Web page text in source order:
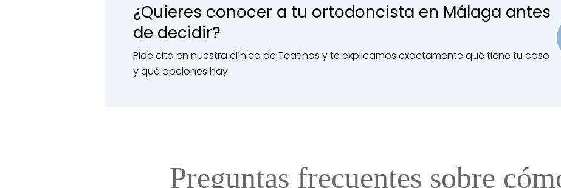
¿Quieres conocer a tu ortodoncista en Málaga antes
de decidir?
Pide cita en nuestra clínica de Teatinos y te explicamos exactamente qué tiene tu caso
y qué opciones hay.
Preguntas frecuentes sobre